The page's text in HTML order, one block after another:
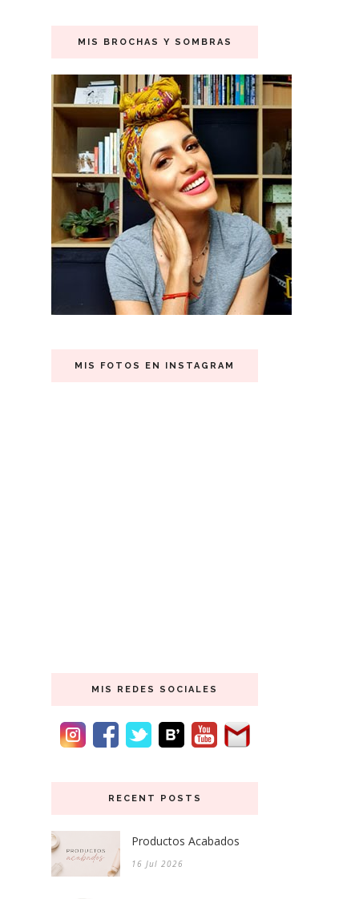
MIS BROCHAS Y SOMBRAS
MIS FOTOS EN INSTAGRAM
MIS REDES SOCIALES
RECENT POSTS
Productos Acabados
16 Jul 2026